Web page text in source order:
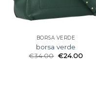
BORSA VERDE
borsa verde
€34.00 €24.00